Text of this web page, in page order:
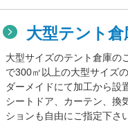
大型テント
大型サイズのテント倉庫の
で300㎡以上の大型サイズ
ダーメイドにて加工から設
シートドア、カーテン、換
ションも自由にご指定下さ